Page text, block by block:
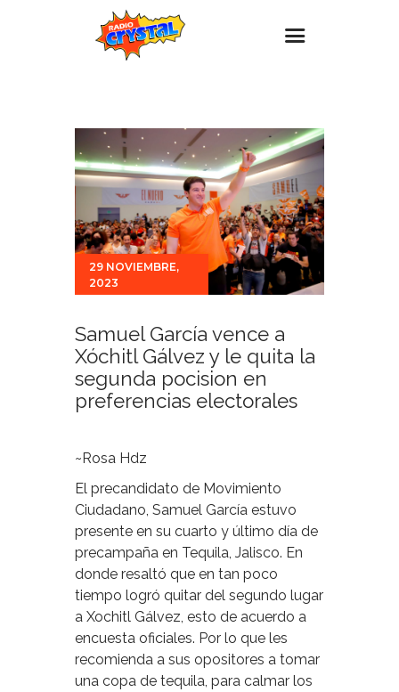
Estaciones
Eventos
Promociones
Noticias
Para ti
Contacto
29 NOVIEMBRE,
2023
Samuel García vence a
Xóchitl Gálvez y le quita la
segunda pocision en
preferencias electorales
~Rosa Hdz
El precandidato de Movimiento
Ciudadano, Samuel García estuvo
presente en su cuarto y último día de
precampaña en Tequila, Jalisco. En
donde resaltó que en tan poco
tiempo logró quitar del segundo lugar
a Xochitl Gálvez, esto de acuerdo a
encuesta oficiales. Por lo que les
recomienda a sus opositores a tomar
una copa de tequila, para calmar los